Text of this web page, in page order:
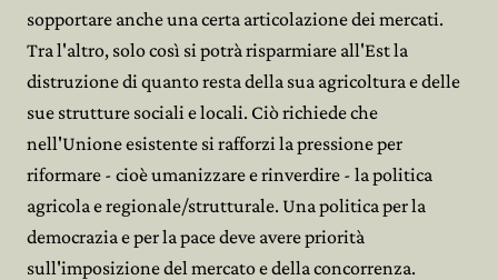
sopportare anche una certa articolazione dei mercati.
Tra l'altro, solo così si potrà risparmiare all'Est la
distruzione di quanto resta della sua agricoltura e delle
sue strutture sociali e locali. Ciò richiede che
nell'Unione esistente si rafforzi la pressione per
riformare - cioè umanizzare e rinverdire - la politica
agricola e regionale/strutturale. Una politica per la
democrazia e per la pace deve avere priorità
sull'imposizione del mercato e della concorrenza.